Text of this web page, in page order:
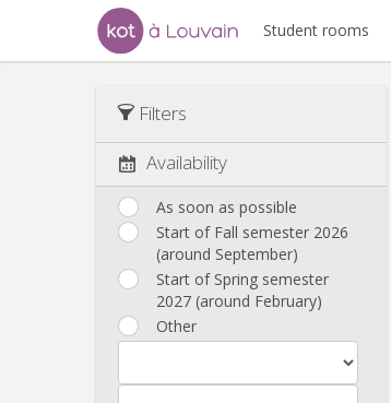
Student rooms
Filters
Availability
As soon as possible
Start of Fall semester 2026
(around September)
Start of Spring semester
2027 (around February)
Other